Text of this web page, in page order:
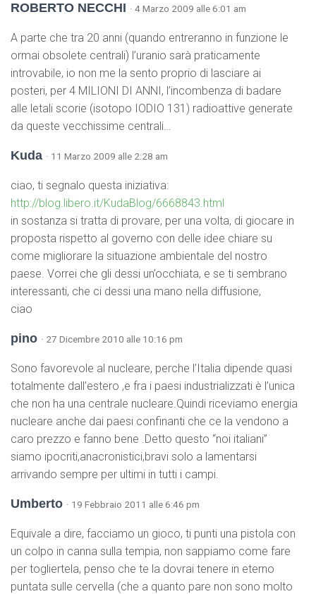
ROBERTO NECCHI · 4 Marzo 2009 alle 6:01 am
A parte che tra 20 anni (quando entreranno in funzione le
ormai obsolete centrali) l’uranio sarà praticamente
introvabile, io non me la sento proprio di lasciare ai
posteri, per 4 MILIONI DI ANNI, l’incombenza di badare
alle letali scorie (isotopo IODIO 131) radioattive generate
da queste vecchissime centrali…
Kuda · 11 Marzo 2009 alle 2:28 am
ciao, ti segnalo questa iniziativa:
http://blog.libero.it/KudaBlog/6668843.html
in sostanza si tratta di provare, per una volta, di giocare in
proposta rispetto al governo con delle idee chiare su
come migliorare la situazione ambientale del nostro
paese. Vorrei che gli dessi un’occhiata, e se ti sembrano
interessanti, che ci dessi una mano nella diffusione,
ciao
pino · 27 Dicembre 2010 alle 10:16 pm
Sono favorevole al nucleare, perche l’Italia dipende quasi
totalmente dall’estero ,e fra i paesi industrializzati è l’unica
che non ha una centrale nucleare.Quindi riceviamo energia
nucleare anche dai paesi confinanti che ce la vendono a
caro prezzo e fanno bene .Detto questo “noi italiani”
siamo ipocriti,anacronistici,bravi solo a lamentarsi
arrivando sempre per ultimi in tutti i campi.
Umberto · 19 Febbraio 2011 alle 6:46 pm
Equivale a dire, facciamo un gioco, ti punti una pistola con
un colpo in canna sulla tempia, non sappiamo come fare
per togliertela, penso che te la dovrai tenere in eterno
puntata sulle cervella (che a quanto pare non sono molto